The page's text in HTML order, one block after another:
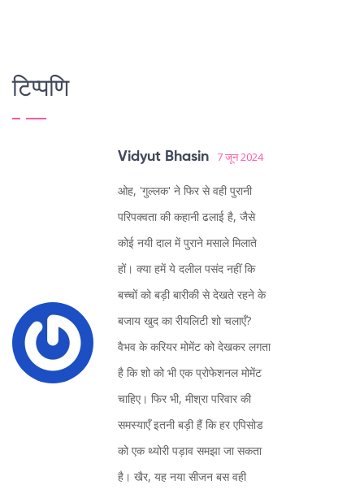
टिप्पणि
Vidyut Bhasin 7 जून 2024
ओह, 'गुल्लक' ने फिर से वही पुरानी
परिपक्वता की कहानी ढलाई है, जैसे
कोई नयी दाल में पुराने मसाले मिलाते
हों। क्या हमें ये दलील पसंद नहीं कि
बच्चों को बड़ी बारीकी से देखते रहने के
बजाय खुद का रीयलिटी शो चलाएँ?
वैभव के करियर मोमेंट को देखकर लगता
है कि शो को भी एक प्रोफेशनल मोमेंट
चाहिए। फिर भी, मीश्रा परिवार की
समस्याएँ इतनी बड़ी हैं कि हर एपिसोड
को एक थ्योरी पड़ाव समझा जा सकता
है। खैर, यह नया सीजन बस वही